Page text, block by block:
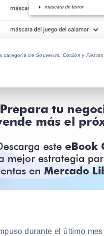
categoría deSouvenirs, Cotillón y Fiestas
durante el último